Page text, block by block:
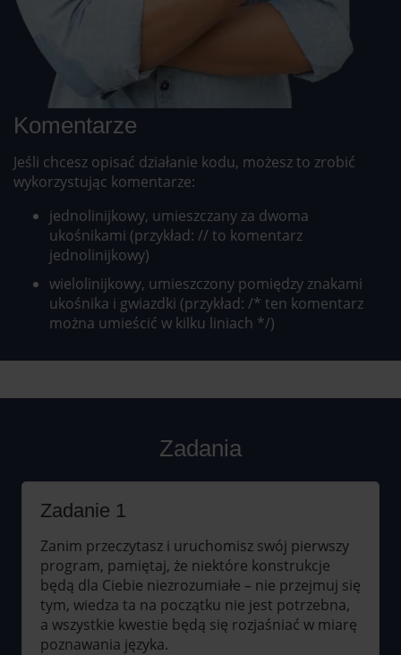
Komentarze
Jeśli chcesz opisać działanie kodu, możesz to zrobić
wykorzystując komentarze:
jednolinijkowy, umieszczany za dwoma
ukośnikami (przykład: // to komentarz
jednolinijkowy)
wielolinijkowy, umieszczony pomiędzy znakami
ukośnika i gwiazdki (przykład: /* ten komentarz
można umieścić w kilku liniach */)
Zadania
Zadanie 1
Zanim przeczytasz i uruchomisz swój pierwszy
program, pamiętaj, że niektóre konstrukcje
będą dla Ciebie niezrozumiałe – nie przejmuj się
tym, wiedza ta na początku nie jest potrzebna,
a wszystkie kwestie będą się rozjaśniać w miarę
poznawania języka.